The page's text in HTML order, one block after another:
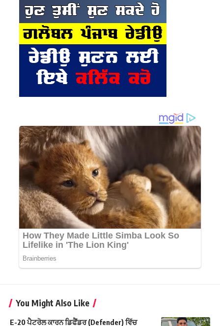
You Might Also Like
E-20 ਪੈਟਰੋਲ ਕਾਰਨ ਡਿਫੈਂਡਰ (Defender) ਵਿੱਚ